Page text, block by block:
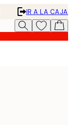
IR A LA CAJA